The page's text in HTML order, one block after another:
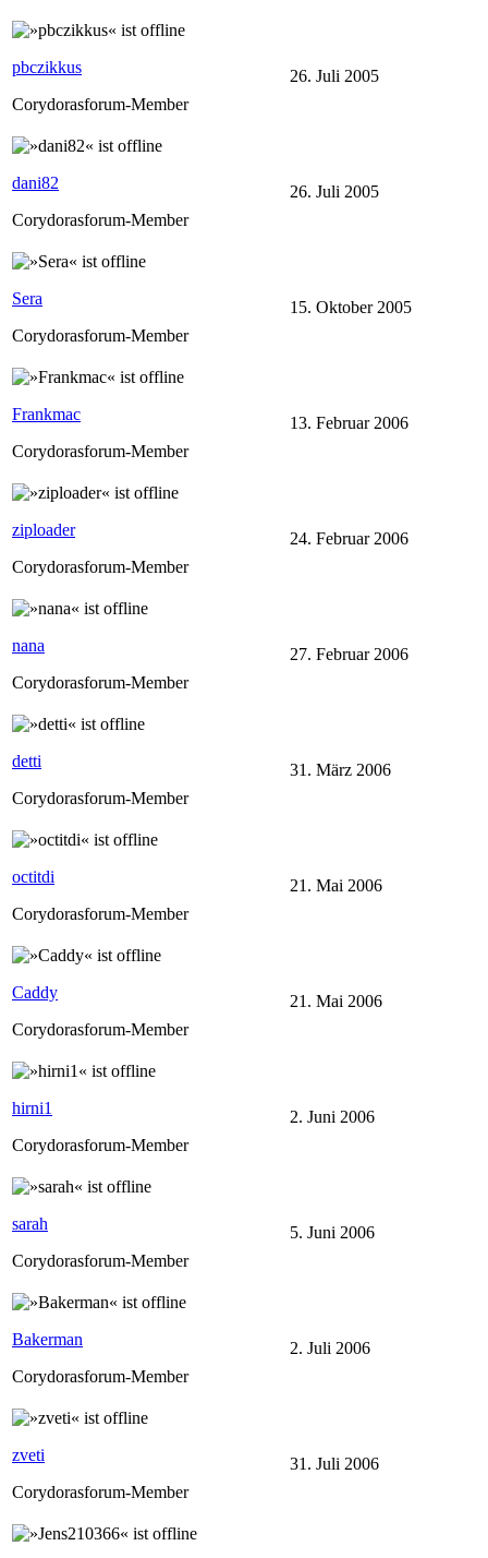
pbczikkus
Corydorasforum-Member
26. Juli 2005
dani82
Corydorasforum-Member
26. Juli 2005
Sera
Corydorasforum-Member
15. Oktober 2005
Frankmac
Corydorasforum-Member
13. Februar 2006
ziploader
Corydorasforum-Member
24. Februar 2006
nana
Corydorasforum-Member
27. Februar 2006
detti
Corydorasforum-Member
31. März 2006
octitdi
Corydorasforum-Member
21. Mai 2006
Caddy
Corydorasforum-Member
21. Mai 2006
hirni1
Corydorasforum-Member
2. Juni 2006
sarah
Corydorasforum-Member
5. Juni 2006
Bakerman
Corydorasforum-Member
2. Juli 2006
zveti
Corydorasforum-Member
31. Juli 2006